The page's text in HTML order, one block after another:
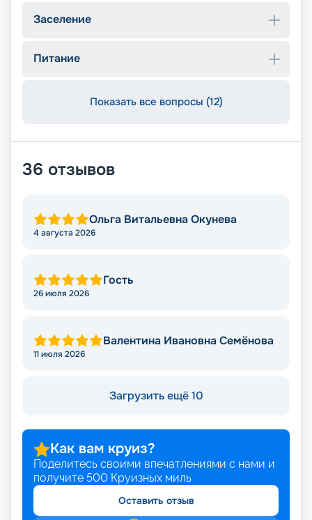
Заселение
Питание
Показать все вопросы (12)
36 отзывов
Ольга Витальевна Окунева
4 августа 2026
Гость
26 июля 2026
Валентина Ивановна Семёнова
11 июля 2026
Загрузить ещё 10
Как вам круиз?
Поделитесь своими впечатлениями с нами и
получите 500 Круизных миль
Оставить отзыв